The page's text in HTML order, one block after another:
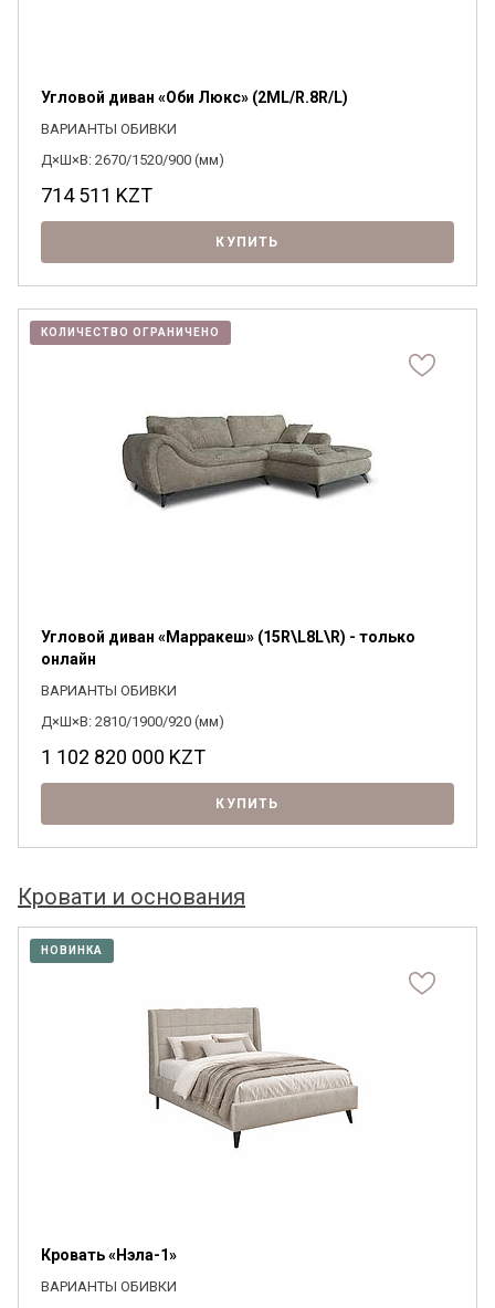
Угловой диван «Оби Люкс» (2ML/R.8R/L)
ВАРИАНТЫ ОБИВКИ
Д×Ш×В: 2670/1520/900 (мм)
714 511 KZT
КУПИТЬ
КОЛИЧЕСТВО ОГРАНИЧЕНО
Угловой диван «Марракеш» (15R\L8L\R) - только
онлайн
ВАРИАНТЫ ОБИВКИ
Д×Ш×В: 2810/1900/920 (мм)
1 102 820 000 KZT
КУПИТЬ
Кровати и основания
НОВИНКА
Кровать «Нэла-1»
ВАРИАНТЫ ОБИВКИ